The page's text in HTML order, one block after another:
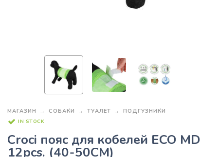
МАГАЗИН СОБАКИ ТУАЛЕТ ПОДГУЗНИКИ
IN STOCK
Croci пояс для кобелей ECO MD
12pcs. (40-50CM)